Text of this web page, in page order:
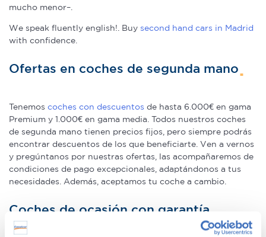
mucho menor–.
We speak fluently english!. Buy second hand cars in Madrid
with confidence.
Ofertas en coches de segunda mano
Tenemos coches con descuentos de hasta 6.000€ en gama
Premium y 1.000€ en gama media. Todos nuestros coches
de segunda mano tienen precios fijos, pero siempre podrás
encontrar descuentos de los que beneficiarte. Ven a vernos
y pregúntanos por nuestras ofertas, las acompañaremos de
condiciones de pago excepcionales, adaptándonos a tus
necesidades. Además, aceptamos tu coche a cambio.
Coches de ocasión con garantía